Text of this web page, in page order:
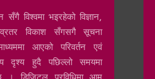
विश्वमा भइरहेको विज्ञान,
विकाश सँगसगै सूचना
आएको परिवर्तन एवं
दृश्य हुदै पछिल्लो समयमा